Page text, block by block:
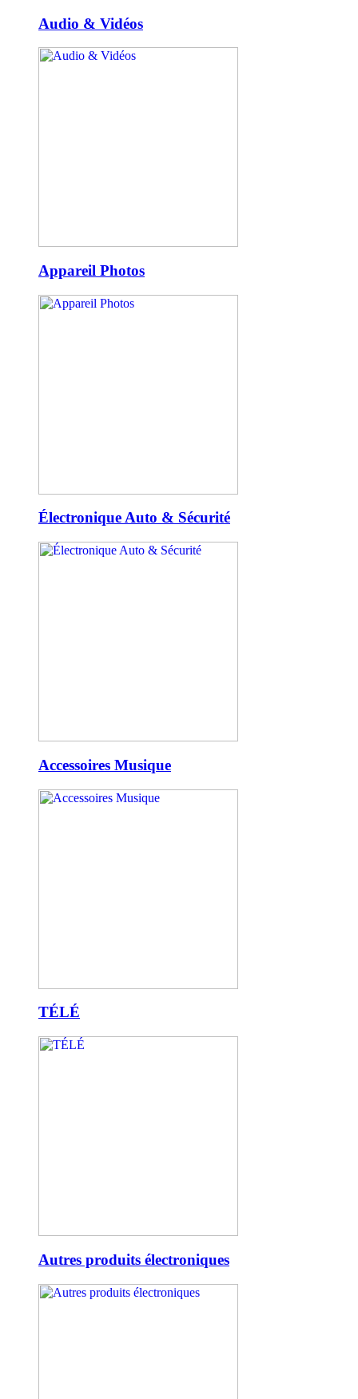
Audio & Vidéos
Appareil Photos
Électronique Auto & Sécurité
Accessoires Musique
TÉLÉ
Autres produits électroniques